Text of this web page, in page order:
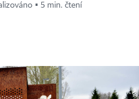
▪ 5 min. čtení